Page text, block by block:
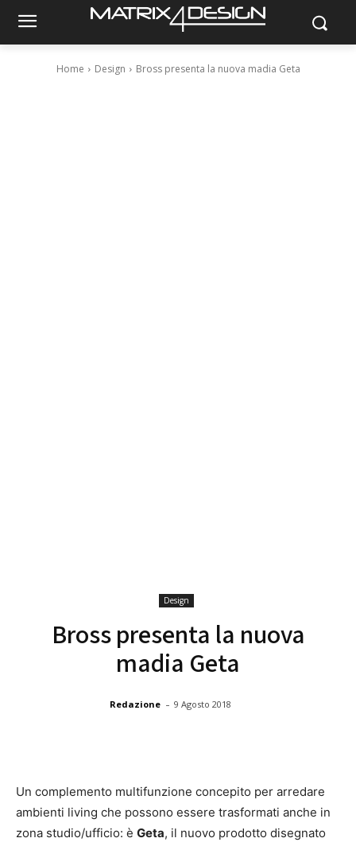
Home Design Bross presenta la nuova madia Geta
Design
Bross presenta la nuova
madia Geta
Redazione - 9 Agosto 2018
Un complemento multifunzione concepito per arredare
ambienti living che possono essere trasformati anche in
zona studio/ufficio: è Geta, il nuovo prodotto disegnato